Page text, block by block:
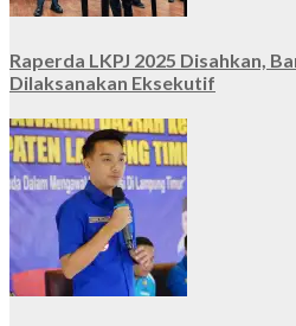
Raperda LKPJ 2025 Disahkan,
Dilaksanakan Eksekutif